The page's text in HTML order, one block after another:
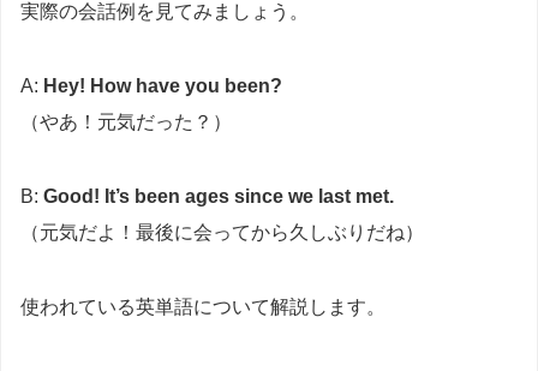
実際の会話例を見てみましょう。
A: Hey! How have you been?
（やあ！元気だった？）
B: Good! It’s been ages since we last met.
（元気だよ！最後に会ってから久しぶりだね）
使われている英単語について解説します。